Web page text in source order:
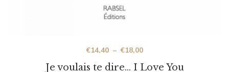
Je voulais te dire… I Love You
€14,40 – €18,00